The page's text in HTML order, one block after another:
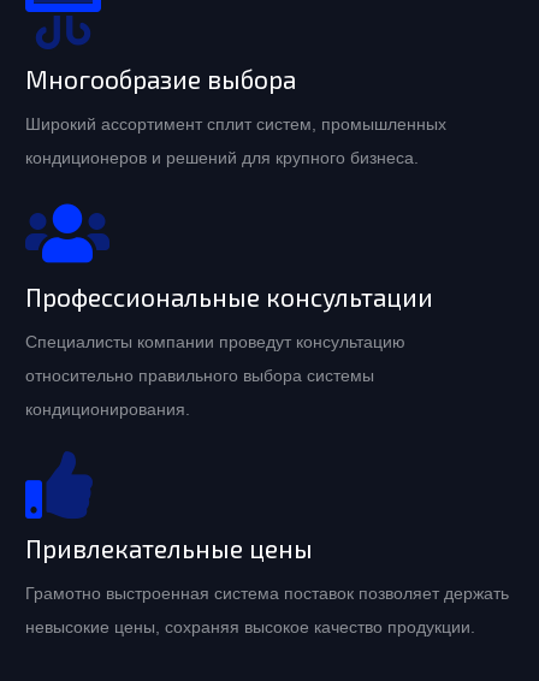
Многообразие выбора
Широкий ассортимент сплит систем, промышленных
кондиционеров и решений для крупного бизнеса.
Профессиональные консультации
Специалисты компании проведут консультацию
относительно правильного выбора системы
кондиционирования.
Привлекательные цены
Грамотно выстроенная система поставок позволяет держать
невысокие цены, сохраняя высокое качество продукции.